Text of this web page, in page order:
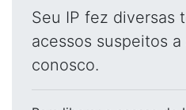
Seu IP fez diversas
acessos suspeitos
conosco.